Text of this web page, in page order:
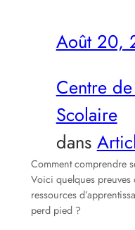
Août 20,
Centre
Scolaire
dans
Comment comprendre
Voici quelques preuves
ressources
perd pied ?